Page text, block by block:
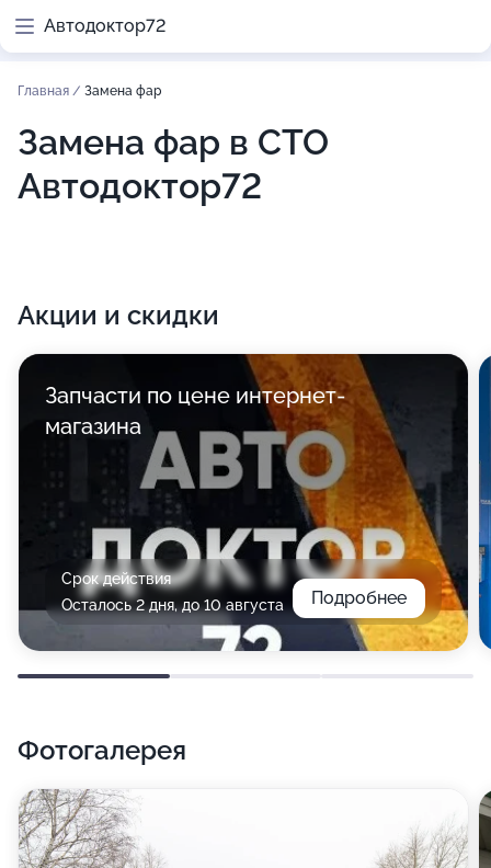
Автодоктор72
Главная / Замена фар
Замена фар в СТО
Автодоктор72
Акции и скидки
Запчасти по цене интернет-
магазина
Срок действия
Осталось 2 дня, до 10 августа
Подробнее
Фотогалерея